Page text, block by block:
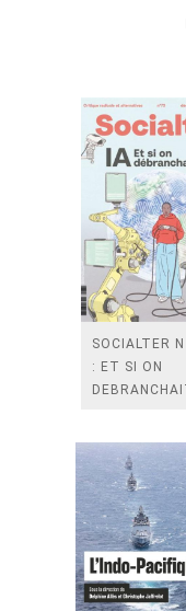
SOCIALTER
: ET SI ON